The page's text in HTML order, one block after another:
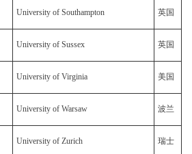
University of Southampton 英国
University of Sussex 英国
University of Virginia 美国
University of Warsaw 波兰
University of Zurich 瑞士